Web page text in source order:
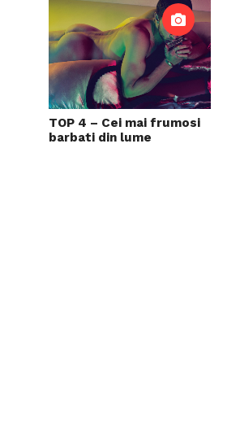
TOP 4 – Cei mai frumosi
barbati din lume